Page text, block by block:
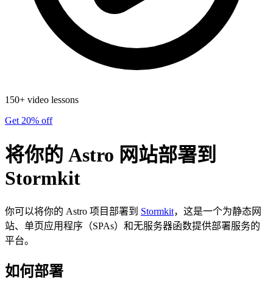
150+ video lessons
Get 20% off
将你的 Astro 网站部署到
Stormkit
你可以将你的 Astro 项目部署到 Stormkit，这是一个为静态网
站、单页应用程序（SPAs）和无服务器函数提供部署服务的
平台。
如何部署